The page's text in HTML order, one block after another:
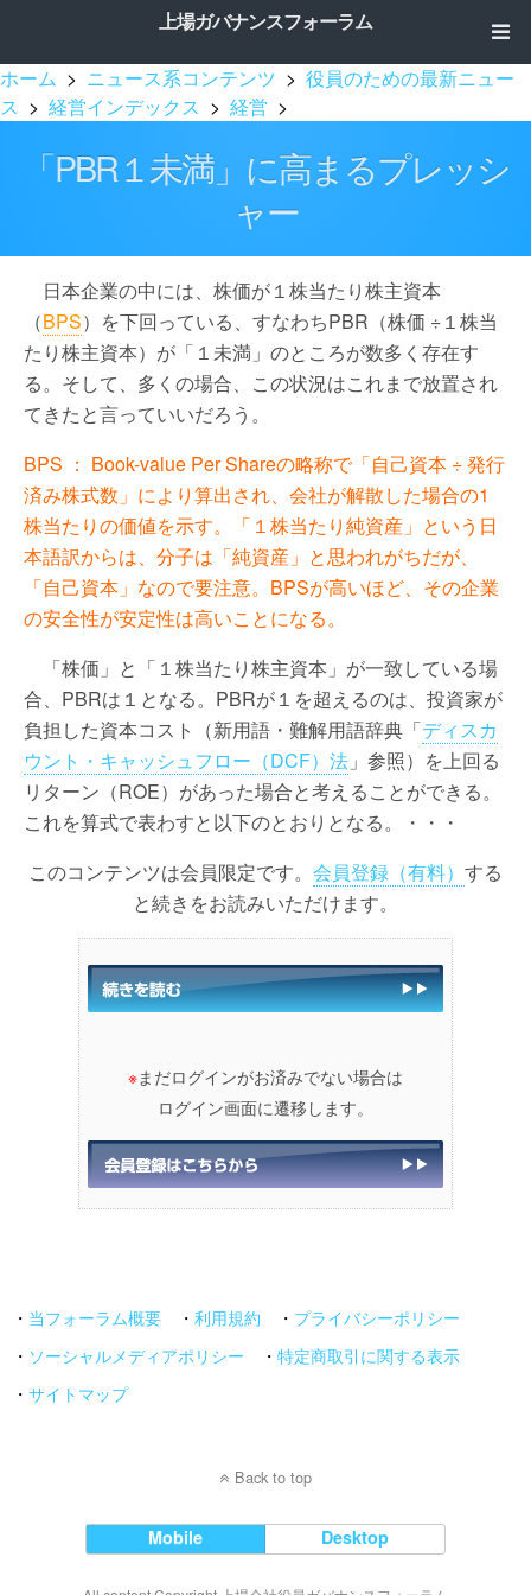
上場ガバナンスフォーラム
ホーム > ニュース系コンテンツ > 役員のための最新ニュー
ス > 経営インデックス > 経営 >
「PBR１未満」に高まるプレッシ
ャー
日本企業の中には、株価が１株当たり株主資本
（BPS）を下回っている、すなわちPBR（株価 ÷１株当
たり株主資本）が「１未満」のところが数多く存在す
る。そして、多くの場合、この状況はこれまで放置され
てきたと言っていいだろう。
BPS ： Book-value Per Shareの略称で「自己資本 ÷ 発行
済み株式数」により算出され、会社が解散した場合の1
株当たりの価値を示す。「１株当たり純資産」という日
本語訳からは、分子は「純資産」と思われがちだが、
「自己資本」なので要注意。BPSが高いほど、その企業
の安全性が安定性は高いことになる。
「株価」と「１株当たり株主資本」が一致している場
合、PBRは１となる。PBRが１を超えるのは、投資家が
負担した資本コスト（新用語・難解用語辞典「ディスカ
ウント・キャッシュフロー（DCF）法 」参照）を上回る
リターン（ROE）があった場合と考えることができる。
これを算式で表わすと以下のとおりとなる。・・・
このコンテンツは会員限定です。 会員登録（有料） する
と続きをお読みいただけます。
※まだログインがお済みでない場合は
ログイン画面に遷移します。
・ 当フォーラム概要 ・ 利用規約 ・ プライバシーポリシー
・ ソーシャルメディアポリシー ・ 特定商取引に関する表示
・ サイトマップ
Back to top
Mobile Desktop